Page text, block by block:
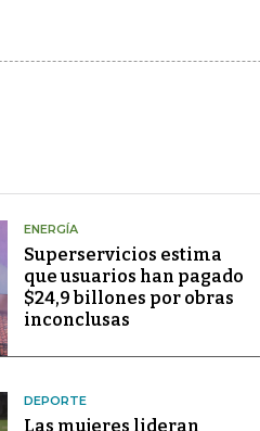
ENERGÍA
Superservicios estima
que usuarios han pagado
$24,9 billones por obras
inconclusas
DEPORTE
Las mujeres lideran